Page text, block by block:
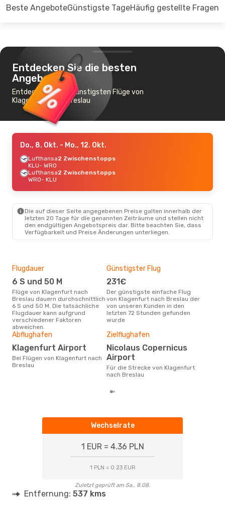
Beste AngeboteGünstigste TageHäufig gestellte Fragen
Entdecken Sie die besten
Angebote
Entdecken Sie die günstigsten Flüge von
Klagenfurt nach Breslau
Do., 8. Okt. - Mo., 12. Okt.
Lufthansa2 Zwischenstopps
KLU- WRO
Lufthansa2 Zwischenstopps
WRO- KLU
Die auf dieser Seite angegebenen Preise galten innerhalb der
letzten 20 Tage für die genannten Zeiträume und stellen nicht
den endgültigen Angebotspreis dar. Bitte beachten Sie, dass
Verfügbarkeit und Preise Änderungen unterliegen.
Flugdauer
6 S und 50 M
Flüge von Klagenfurt nach
Breslau dauern durchschnittlich
6 S und 50 M. Die tatsächliche
Flugdauer kann aufgrund
verschiedener Faktoren
abweichen.
Günstigster Flug
231€
Der günstigste einfache Flug
von Klagenfurt nach Breslau der
von unseren Kunden in den
letzten 72 Stunden gefunden
wurde
Abflughafen
Klagenfurt Airport
Bei Flügen von Klagenfurt nach
Breslau
Zielflughafen
Nicolaus Copernicus
Airport
Für die Strecke von Klagenfurt
nach Breslau
Wechselrate
1 EUR = 4.36 PLN
1 PLN = 0.23 EUR
Zuletzt geprüft am Sa., 8.08.
Entfernung: 537 kms